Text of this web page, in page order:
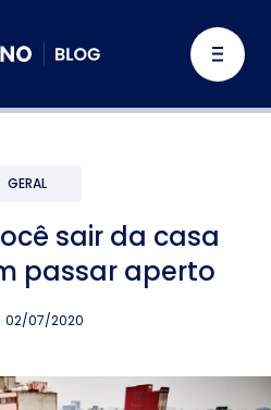
GERAL
sair da casa
passar aperto
02/07/2020